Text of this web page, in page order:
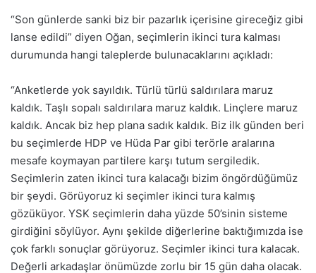
“Son günlerde sanki biz bir pazarlık içerisine gireceğiz gibi
lanse edildi” diyen Oğan, seçimlerin ikinci tura kalması
durumunda hangi taleplerde bulunacaklarını açıkladı:
“Anketlerde yok sayıldık. Türlü türlü saldırılara maruz
kaldık. Taşlı sopalı saldırılara maruz kaldık. Linçlere maruz
kaldık. Ancak biz hep plana sadık kaldık. Biz ilk günden beri
bu seçimlerde HDP ve Hüda Par gibi terörle aralarına
mesafe koymayan partilere karşı tutum sergiledik.
Seçimlerin zaten ikinci tura kalacağı bizim öngördüğümüz
bir şeydi. Görüyoruz ki seçimler ikinci tura kalmış
gözüküyor. YSK seçimlerin daha yüzde 50’sinin sisteme
girdiğini söylüyor. Aynı şekilde diğerlerine baktığımızda ise
çok farklı sonuçlar görüyoruz. Seçimler ikinci tura kalacak.
Değerli arkadaşlar önümüzde zorlu bir 15 gün daha olacak.